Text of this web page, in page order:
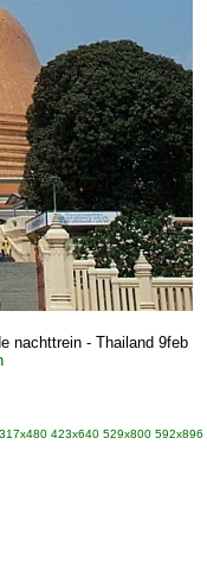
nachttrein - Thailand 9feb
317x480 423x640 529x800 592x896